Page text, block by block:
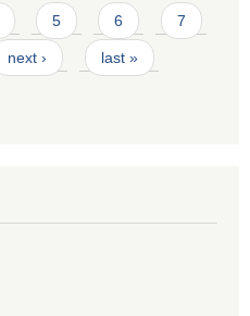
5 6 7
next › last »